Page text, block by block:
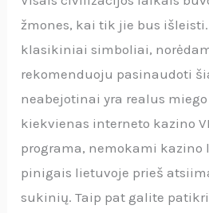
žmones, kai tik jie bus
klasikiniai simboliai,
rekomenduoju pasinaudoti
neabejotinai yra realus
kiekvienas interneto kazino
programa, nemokami kazino
pinigais lietuvoje prieš
sukinių. Taip pat galite